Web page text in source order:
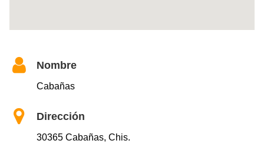
Nombre
Cabañas
Dirección
30365 Cabañas, Chis.